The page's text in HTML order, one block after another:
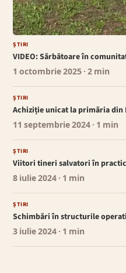
ȘTIRI
VIDEO: Sărbătoare în
1 octombrie 2025 · 2 min
ȘTIRI
Achiziție unicat la primăria din
11 septembrie 2024 · 1 min
ȘTIRI
Viitori tineri salvatori în
8 iulie 2024 · 1 min
ȘTIRI
Schimbări în structurile
3 iulie 2024 · 1 min